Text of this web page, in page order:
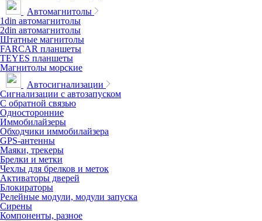
Автомагнитолы
1din автомагнитолы
2din автомагнитолы
Штатные магнитолы
FARCAR планшеты
TEYES планшеты
Магнитолы морские
Автосигнализации
Сигнализации с автозапуском
С обратной связью
Односторонние
Иммобилайзеры
Обходчики иммобилайзера
GPS-антенны
Маяки, трекеры
Брелки и метки
Чехлы для брелков и меток
Активаторы дверей
Блокираторы
Релейные модули, модули запуска
Сирены
Компоненты, разное